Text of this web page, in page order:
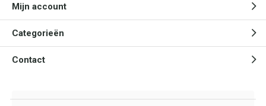
Mijn account
Categorieën
Contact